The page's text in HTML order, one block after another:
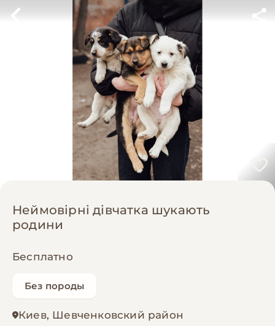
Неймовірні дівчатка шукають
родини
Бесплатно
Без породы
Киев, Шевченковский район